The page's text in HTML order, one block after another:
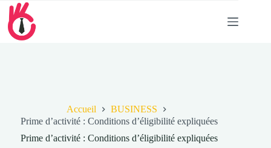
Passer
contenu
Accueil
BUSINESS
Prime d’activité : Conditions d’éligibilité expliquées
Prime d’activité : Conditions d’éligibilité expliquées